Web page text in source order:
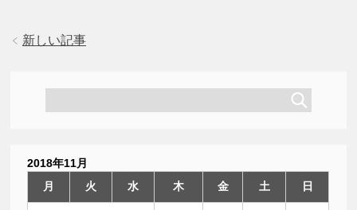
新しい記事
2018年11月
月
火 水 木 金 土 日